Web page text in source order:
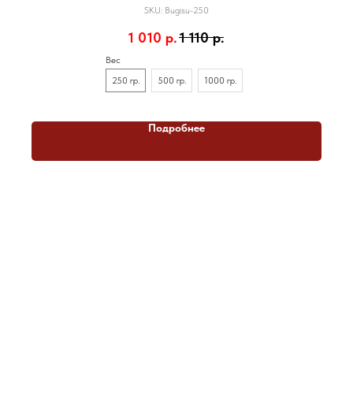
SKU: Bugisu-250
1 010 р.1 110 р.
Вес
250 гр.
500 гр. 1000 гр.
Подробнее